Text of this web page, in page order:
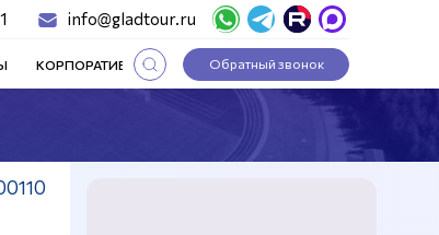
info@gladtour.ru
КОРПОРАТИВНЫЕ ТУРЫ СТАТЬИ
Обратный звонок